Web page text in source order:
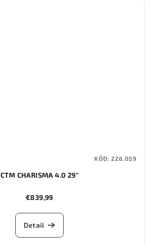
CTM CHARISMA 4.0 29"
€839,99
Detail
KÓD:226.059